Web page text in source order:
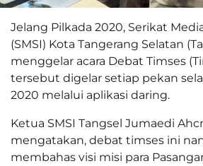
Jelang Pilkada 2020, Serikat
(SMSI) Kota Tangerang Selatan
menggelar acara Debat Timses
tersebut digelar setiap pekan
2020 melalui aplikasi daring.
Ketua SMSI Tangsel Jumaedi
mengatakan, debat timses ini
membahas visi misi para